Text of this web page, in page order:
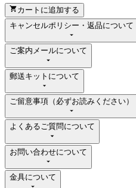
カートに追加する
キャンセルポリシー・返品について
ご案内メールについて
郵送キットについて
ご留意事項（必ずお読みください）
よくあるご質問について
お問い合わせについて
金具について